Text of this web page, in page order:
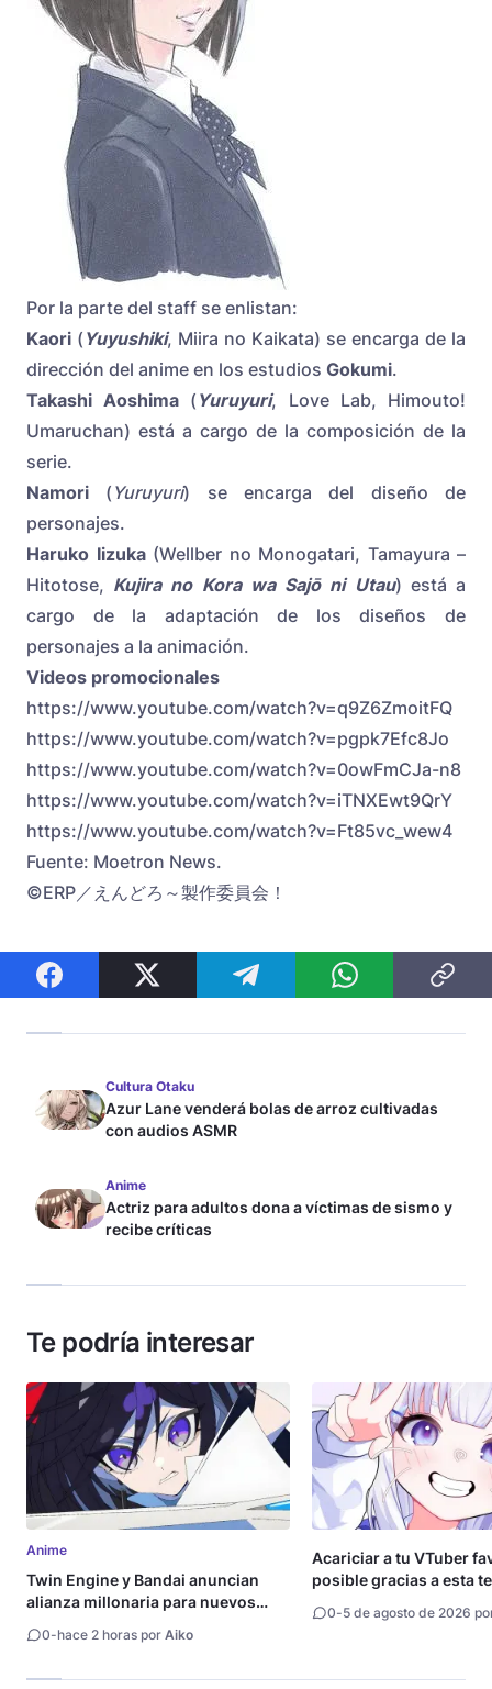
Por la parte del staff se enlistan:
Kaori ( Yuyushiki, Miira no Kaikata) se encarga de la
dirección del anime en los estudios Gokumi.
Takashi Aoshima ( Yuruyuri, Love Lab, Himouto!
Umaruchan) está a cargo de la composición de la
serie.
Namori ( Yuruyuri) se encarga del diseño de
personajes.
Haruko Iizuka(Wellber no Monogatari, Tamayura –
Hitotose, Kujira no Kora wa Sajō ni Utau) está a
cargo de la adaptación de los diseños de
personajes a la animación.
Videos promocionales
https://www.youtube.com/watch?v=q9Z6ZmoitFQ
https://www.youtube.com/watch?v=pgpk7Efc8Jo
https://www.youtube.com/watch?v=0owFmCJa-n8
https://www.youtube.com/watch?v=iTNXEwt9QrY
https://www.youtube.com/watch?v=Ft85vc_wew4
Fuente: Moetron News.
©ERP／えんどろ～製作委員会！
Cultura Otaku
Azur Lane venderá bolas de arroz cultivadas
con audios ASMR
Anime
Actriz para adultos dona a víctimas de sismo y
recibe críticas
Te podría interesar
Anime
Twin Engine y Bandai anuncian
alianza millonaria para nuevos
0-hace 2 horas por Aiko
Acariciar a tu VTuber
posible gracias a esta
0-5 de agosto de 2026